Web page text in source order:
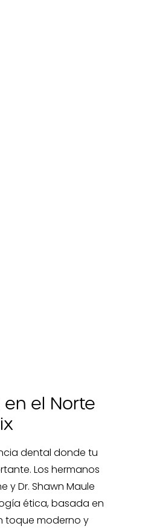
el Norte
dental donde tu
Los hermanos
y Dr. Shawn Maule
ética, basada en
toque moderno y